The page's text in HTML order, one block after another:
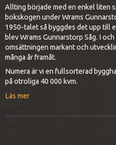
Allting började med en enkel liten
bokskogen under Wrams
1950-talet så byggdes det upp till
blev Wrams Gunnarstorp Såg. I
omsättningen markant och
många år framåt.
Numera är vi en fullsorterad
på otroliga 40 000 kvm.
Läs mer